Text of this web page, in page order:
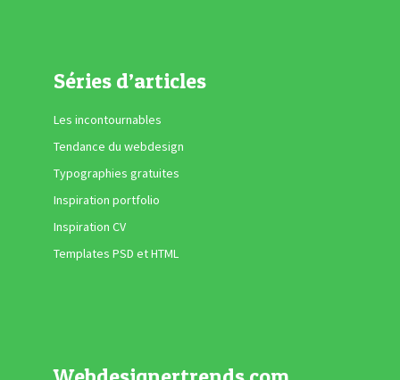
Séries d’articles
Les incontournables
Tendance du webdesign
Typographies gratuites
Inspiration portfolio
Inspiration CV
Templates PSD et HTML